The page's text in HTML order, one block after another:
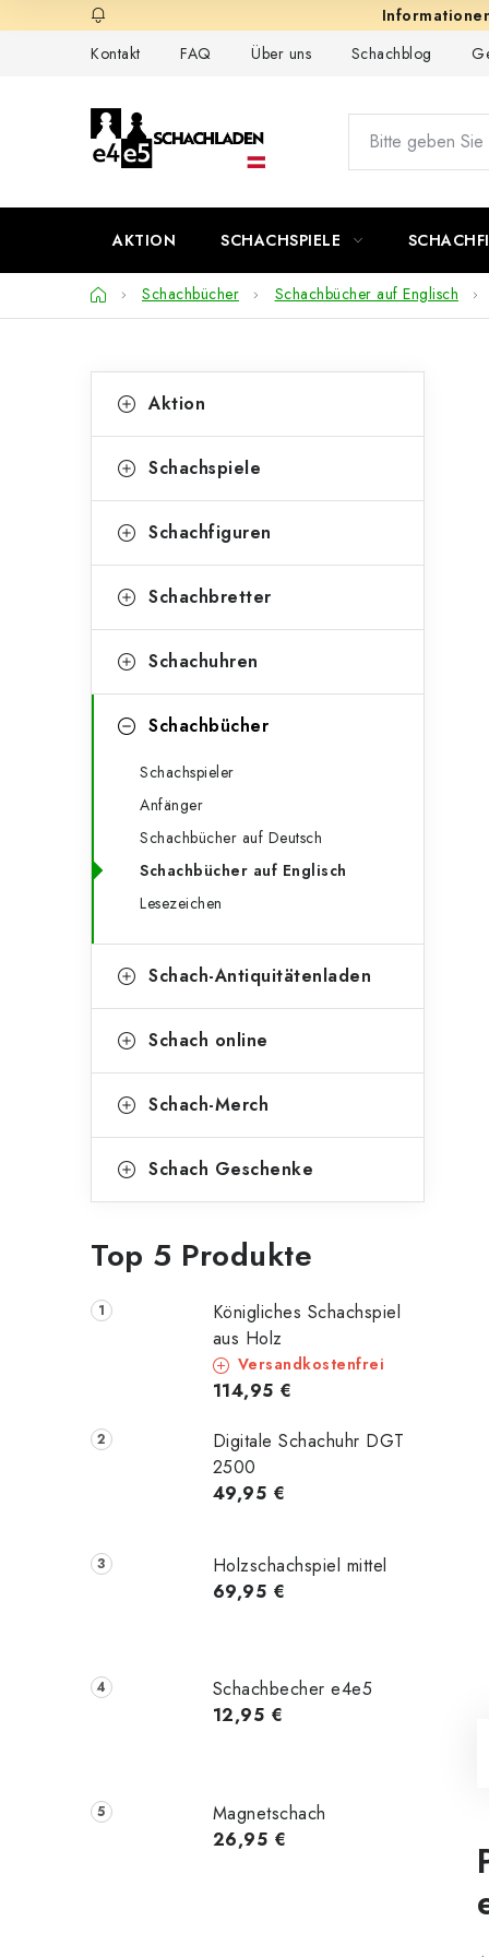
Inhalt
Kontakt
FAQ Über uns Schachblog
AKTION SCHACHSPIELE
StartseiteSchachbücher Schachbücher auf Englisch
e
t
e
l
e
überspringen
a
e
o
i
Aktion
Schachspiele
Schachfiguren
Schachbretter
Schachuhren
Schachbücher
Schachspieler
Anfänger
Schachbücher auf Deutsch
Schachbücher auf Englisch
Lesezeichen
Schach-Antiquitätenladen
Schach online
Schach-Merch
Schach Geschenke
Top 5 Produkte
Königliches Schachspiel
aus Holz
Versandkostenfrei
114,95 €
Digitale Schachuhr DGT
2500
49,95 €
Holzschachspiel mittel
69,95 €
Schachbecher e4e5
12,95 €
Magnetschach
26,95 €